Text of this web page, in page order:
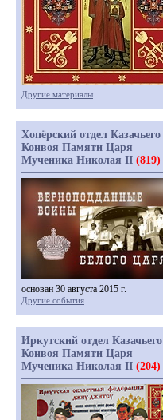
Другие материалы
Хопёрский отдел Казачьего
Конвоя Памяти Царя
Мученика Николая II (819)
основан 30 августа 2015 г.
Другие события
Иркутский отдел Казачьего
Конвоя Памяти Царя
Мученика Николая II (204)